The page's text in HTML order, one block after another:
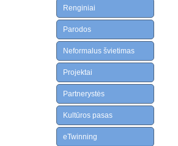
Renginiai
Parodos
Neformalus švietimas
Projektai
Partnerystės
Kultūros pasas
eTwinning